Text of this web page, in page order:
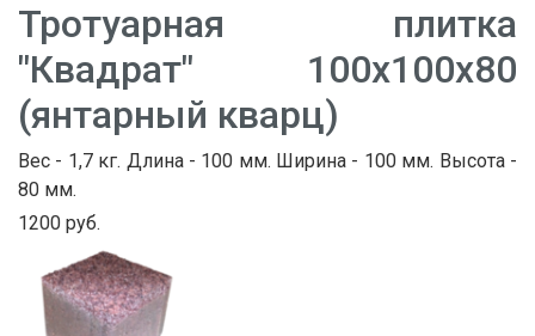
Тротуарная плитка
"Квадрат" 100х100х80
(янтарный кварц)
Вес - 1,7 кг. Длина - 100 мм. Ширина - 100 мм. Высота -
80 мм.
1200 руб.